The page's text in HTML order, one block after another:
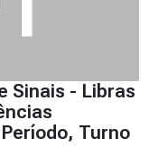
Sinais - Libras
Turno